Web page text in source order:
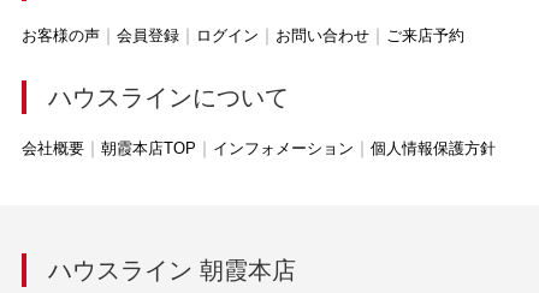
お客様の声 会員登録 ログイン お問い合わせ ご来店予約
ハウスラインについて
会社概要 朝霞本店TOP インフォメーション 個人情報保護方針
ハウスライン 朝霞本店